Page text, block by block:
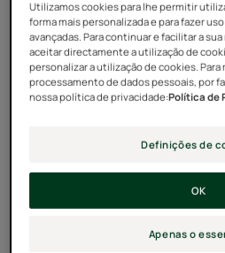
Cápsulas Cápsulas
90 Unidades
Pode ser utilizado para
loiro descolorido - Cabelo
Utilizamos cookies para lhe permitir
forma mais personalizada e para fazer
avançadas. Para continuar e facilitar a
aceitar directamente a utilização de
personalizar a utilização de cookies.
processamento de dados pessoais, por
nossa política de privacidade:Política de
Definições de
Apenas o
OK